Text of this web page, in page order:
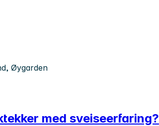
Øygarden
med sveiseerfaring?